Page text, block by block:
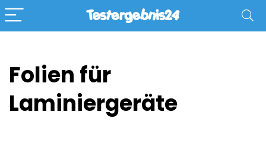
Folien für
Laminiergeräte